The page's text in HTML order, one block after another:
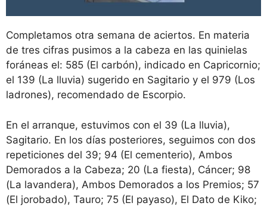
Completamos otra semana de aciertos. En materia
de tres cifras pusimos a la cabeza en las quinielas
foráneas el: 585 (El carbón), indicado en Capricornio;
el 139 (La lluvia) sugerido en Sagitario y el 979 (Los
ladrones), recomendado de Escorpio.
En el arranque, estuvimos con el 39 (La lluvia),
Sagitario. En los días posteriores, seguimos con dos
repeticiones del 39; 94 (El cementerio), Ambos
Demorados a la Cabeza; 20 (La fiesta), Cáncer; 98
(La lavandera), Ambos Demorados a los Premios; 57
(El jorobado), Tauro; 75 (El payaso), El Dato de Kiko;